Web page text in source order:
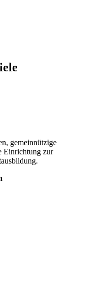
gemeinnützige
Einrichtung zur